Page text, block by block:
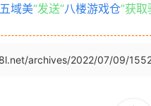
五域美“发送“八楼游戏仓”获
archives/2022/07/09/